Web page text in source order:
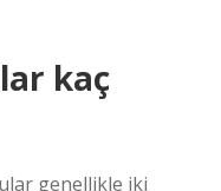
kaç
genellikle iki